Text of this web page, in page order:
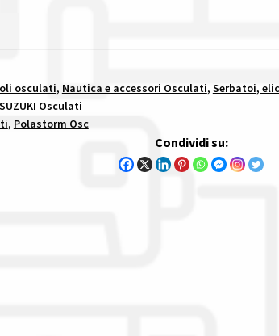
osculati, Nautica e accessori Osculati, Serbatoi,
Osculati
, Polastorm Osc
Condividi su: